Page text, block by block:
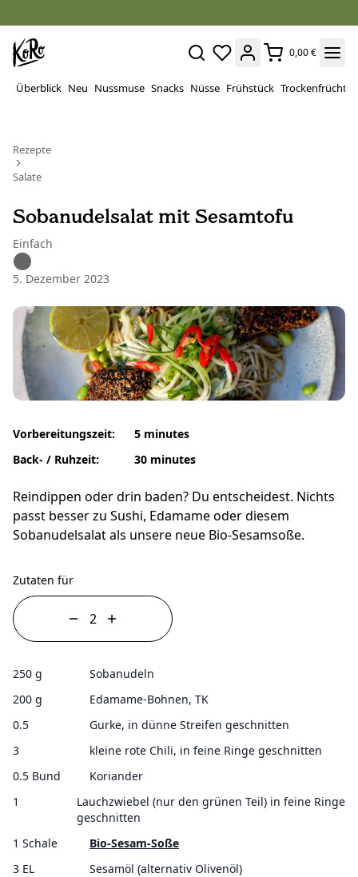
0,00 €
Überblick Neu Nussmuse Snacks Nüsse Frühstück Trockenfrüchte
Rezepte
Salate
Sobanudelsalat mit Sesamtofu
Einfach
5. Dezember 2023
Vorbereitungszeit:
Back- / Ruhzeit:
5 minutes
30 minutes
Reindippen oder drin baden? Du entscheidest. Nichts
passt besser zu Sushi, Edamame oder diesem
Sobanudelsalat als unsere neue Bio-Sesamsoße.
Zutaten für
250 g
Sobanudeln
200 g
Edamame-Bohnen, TK
0.5
Gurke, in dünne Streifen geschnitten
3
kleine rote Chili, in feine Ringe geschnitten
0.5 Bund
Koriander
1
Lauchzwiebel (nur den grünen Teil) in feine Ringe
geschnitten
1 Schale
Bio-Sesam-Soße
3 EL
Sesamöl (alternativ Olivenöl)